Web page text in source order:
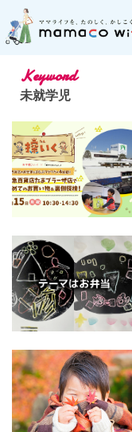
Keyword
未就学児